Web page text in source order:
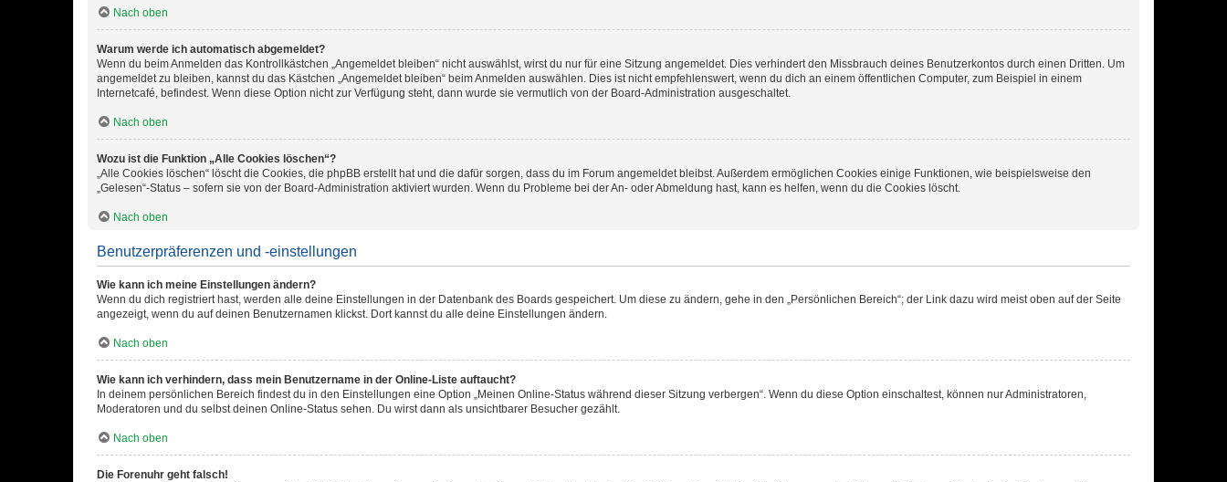
Nach oben
Warum werde ich automatisch abgemeldet?
Wenn du beim Anmelden das Kontrollkästchen „Angemeldet bleiben“ nicht auswählst, wirst du nur für eine Sitzung angemeldet. Dies verhindert den Missbrauch deines Benutzerkontos durch einen Dritten. Um
angemeldet zu bleiben, kannst du das Kästchen „Angemeldet bleiben“ beim Anmelden auswählen. Dies ist nicht empfehlenswert, wenn du dich an einem öffentlichen Computer, zum Beispiel in einem
Internetcafé, befindest. Wenn diese Option nicht zur Verfügung steht, dann wurde sie vermutlich von der Board-Administration ausgeschaltet.
Nach oben
Wozu ist die Funktion „Alle Cookies löschen“?
„Alle Cookies löschen“ löscht die Cookies, die phpBB erstellt hat und die dafür sorgen, dass du im Forum angemeldet bleibst. Außerdem ermöglichen Cookies einige Funktionen, wie beispielsweise den
„Gelesen“-Status – sofern sie von der Board-Administration aktiviert wurden. Wenn du Probleme bei der An- oder Abmeldung hast, kann es helfen, wenn du die Cookies löscht.
Nach oben
Benutzerpräferenzen und -einstellungen
Wie kann ich meine Einstellungen ändern?
Wenn du dich registriert hast, werden alle deine Einstellungen in der Datenbank des Boards gespeichert. Um diese zu ändern, gehe in den „Persönlichen Bereich“; der Link dazu wird meist oben auf der Seite
angezeigt, wenn du auf deinen Benutzernamen klickst. Dort kannst du alle deine Einstellungen ändern.
Nach oben
Wie kann ich verhindern, dass mein Benutzername in der Online-Liste auftaucht?
In deinem persönlichen Bereich findest du in den Einstellungen eine Option „Meinen Online-Status während dieser Sitzung verbergen“. Wenn du diese Option einschaltest, können nur Administratoren,
Moderatoren und du selbst deinen Online-Status sehen. Du wirst dann als unsichtbarer Besucher gezählt.
Nach oben
Die Forenuhr geht falsch!